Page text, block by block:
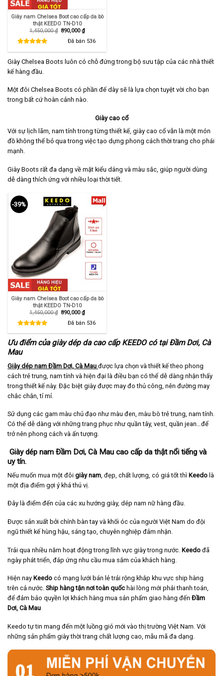
Giày nam Chelsea Boot cao cấp da bò
thật KEEDO TN-D10
1,450,000₫ Giá
890,000₫Giá
hiện
tại
Đã bán 536
Giày Chelsea Boots luôn có chỗ đứng trong bộ sưu tập của các nhà thiết
kế hàng đầu.
Một đôi Chelsea Boots có phần đế dày sẽ là lựa chọn tuyệt vời cho bạn
trong bất cứ hoàn cảnh nào.
Giày cao cổ
Với sự lịch lãm, nam tính trong từng thiết kế, giày cao cổ vẫn là một món
đồ không thể bỏ qua trong việc tạo dựng phong cách thời trang cho phái
mạnh.
Giày Boots rất đa dạng về mặt kiểu dáng và màu sắc, giúp người dùng
dễ dàng thích ứng với nhiều loại thời tiết.
-39%
Giày nam Chelsea Boot cao cấp da bò
thật KEEDO TN-D10
1,450,000₫ Giá
1,450,000 ₫.
890,000₫Giá
hiện
tại
là:
890,000 ₫.
Đã bán 536
Ưu điểm của giày dép da cao cấp KEEDO có tại Đầm Dơi, Cà
Mau
Giày dép nam Đầm Dơi, Cà Mau được lựa chọn và thiết kế theo phong
cách trẻ trung, nam tính và hiện đại là điều bạn có thể dễ dàng nhận thấy
trong thiết kế này. Đặc biệt giày được may đo thủ công, nên đường may
chắc chắn, tỉ mỉ.
Sử dụng các gam màu chủ đạo như màu đen, màu bò trẻ trung, nam tính.
Có thể dễ dàng với những trang phục như quần tây, vest, quần jean…để
trở nên phong cách và ấn tượng.
Giày dép nam Đầm Dơi, Cà Mau cao cấp da thật nổi tiếng và
uy tín.
Nếu muốn mua một đôi giày nam , đẹp, chất lượng, có giá tốt thì Keedo là
một địa điểm gợi ý khá thú vị.
Đây là điểm đến của các xu hướng giày, dép nam nữ hàng đầu.
Được sản xuất bởi chính bàn tay và khối óc của người Việt Nam do đội
ngũ thiết kế hùng hậu, sáng tạo, chuyên nghiệp đảm nhận.
Trải qua nhiều năm hoạt động trong lĩnh vực giày trong nước. Keedo đã
ngày phát triển, đáp ứng nhu cầu mua sắm của khách hàng.
Hiện nay Keedo có mạng lưới bán lẻ trải rộng khắp khu vực ship hàng
trên cả nước. Ship hàng tận nơi toàn quốc hài lòng mới phải thanh toán,
để đảm bảo quyền lợi khách hàng mua sản phẩm giao hàng đến Đầm
Dơi, Cà Mau
Keedo tự tin mang đến một luồng gió mới vào thị trường Việt Nam. Với
những sản phẩm giày thời trang chất lượng cao, mẫu mã đa dạng.